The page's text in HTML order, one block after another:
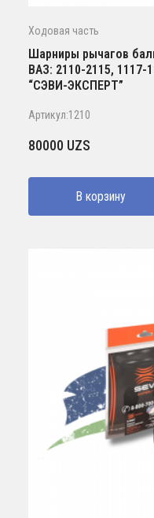
Ходовая часть
Шарниры рычагов
ВАЗ: 2110-2115, 1117-
“СЭВИ-ЭКСПЕРТ”
Артикул:1210
80000 UZS
В корзину